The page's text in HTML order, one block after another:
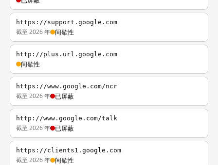
https://support.google.com
截至 2026 年 间歇性
http://plus.url.google.com
间歇性
https://www.google.com/ncr
截至 2026 年 已屏蔽
http://www.google.com/talk
截至 2026 年 已屏蔽
https://clients1.google.com
截至 2026 年 间歇性